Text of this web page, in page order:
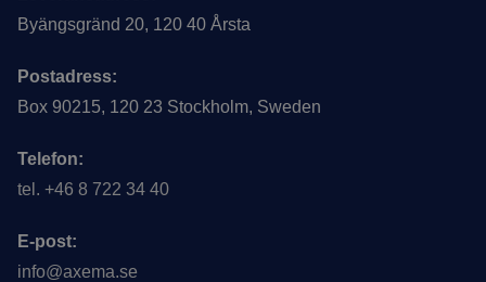
Byängsgränd 20, 120 40 Årsta
Postadress:
Box 90215, 120 23 Stockholm, Sweden
Telefon:
tel. +46 8 722 34 40
E-post:
info@axema.se